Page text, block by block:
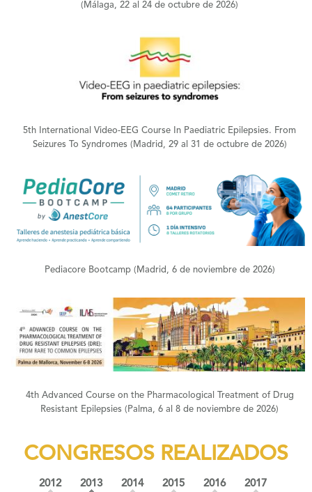
(Málaga, 22 al 24 de octubre de 2026)
+
5th International Video-EEG Course In Paediatric Epilepsies. From
Seizures To Syndromes (Madrid, 29 al 31 de octubre de 2026)
+
Pediacore Bootcamp (Madrid, 6 de noviembre de 2026)
+
4th Advanced Course on the Pharmacological Treatment of Drug
Resistant Epilepsies (Palma, 6 al 8 de noviembre de 2026)
CONGRESOS REALIZADOS
2012 2013(solapa activa)
2014 2015 2016 2017